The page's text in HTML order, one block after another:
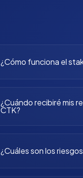
¿Cómo funciona el
¿Cuándo recibiré mis
CTK?
¿Cuáles son los